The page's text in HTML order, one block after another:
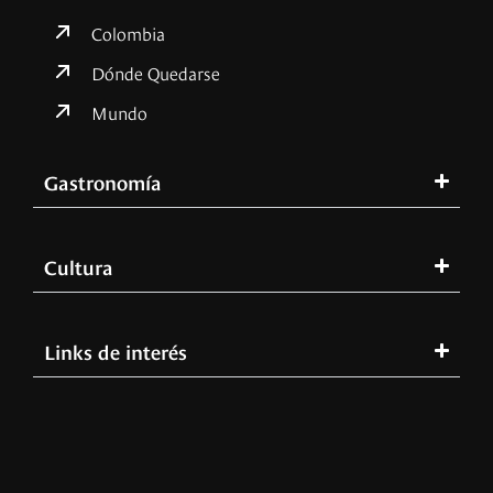
Colombia
Dónde Quedarse
Mundo
Gastronomía
Cultura
Links de interés